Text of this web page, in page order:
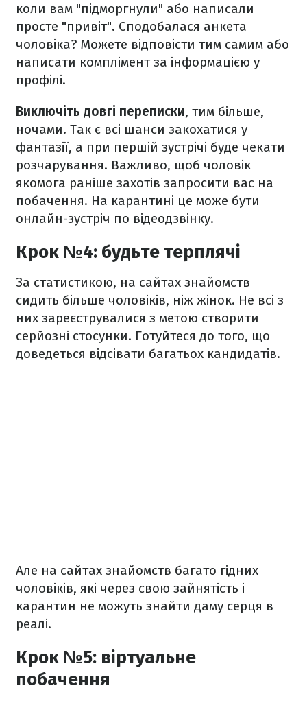
коли вам "підморгнули" або написали
просте "привіт". Сподобалася анкета
чоловіка? Можете відповісти тим самим або
написати комплімент за інформацією у
профілі.
Виключіть довгі переписки, тим більше,
ночами. Так є всі шанси закохатися у
фантазії, а при першій зустрічі буде чекати
розчарування. Важливо, щоб чоловік
якомога раніше захотів запросити вас на
побачення. На карантині це може бути
онлайн-зустріч по відеодзвінку.
Крок №4: будьте терплячі
За статистикою, на сайтах знайомств
сидить більше чоловіків, ніж жінок. Не всі з
них зареєструвалися з метою створити
серйозні стосунки. Готуйтеся до того, що
доведеться відсівати багатьох кандидатів.
Але на сайтах знайомств багато гідних
чоловіків, які через свою зайнятість і
карантин не можуть знайти даму серця в
реалі.
Крок №5: віртуальне
побачення